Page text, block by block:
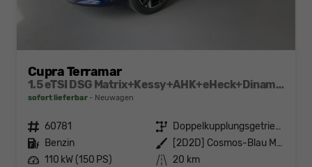
Cupra Terramar
1.5 eTSI DSG Matrix+Kessy+AHK+eHeck+Dinamica+CarPlay+eHeck+GV5
sofort lieferbar Neuwagen
Fahrzeugnr. 60781 Getriebe
Doppelkupplungsgetriebe (DSG)
Kraftstoff Benzin Außenfarbe
[2D2D] Cosmos-Blau Metallic
Leistung 110 kW (150 PS) Kilometerstand 20 km